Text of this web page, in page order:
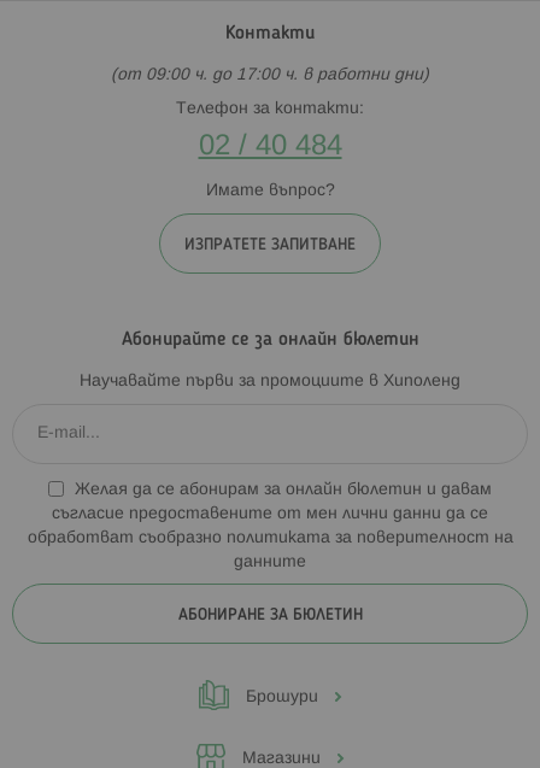
Контакти
(от 09:00 ч. до 17:00 ч. в работни дни)
Телефон за контакти:
02 / 40 484
Имате въпрос?
ИЗПРАТЕТЕ ЗАПИТВАНЕ
Абонирайте се за онлайн бюлетин
Научавайте първи за промоциите в Хиполенд
Желая да се абонирам за онлайн бюлетин и давам
съгласие предоставените от мен лични данни да се
обработват съобразно политиката за поверителност на
данните
АБОНИРАНЕ ЗА БЮЛЕТИН
Брошури
Магазини